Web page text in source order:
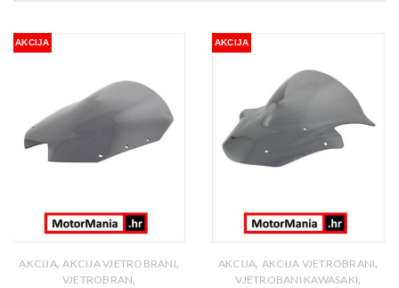
AKCIJA
AKCIJA, AKCIJA VJETROBRANI,
VJETROBRAN,
AKCIJA
AKCIJA, AKCIJA VJETROBRANI,
VJETROBANI KAWASAKI,